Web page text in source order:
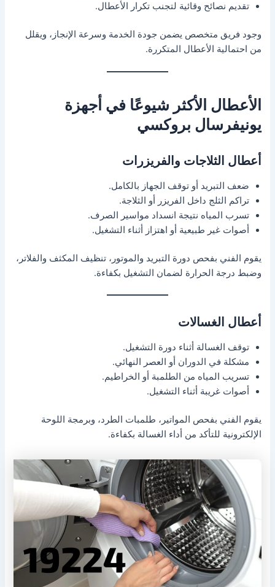
تقديم نصائح وقائية لتجنب تكرار الأعطال.
وجود فريق متخصص يضمن جودة الخدمة وسرعة الإنجاز، ويقلل
من احتمالية الأعطال المتكررة.
الأعطال الأكثر شيوعًا في أجهزة
يونيفرسال بروكسي
أعطال الثلاجات والفريزرات
ضعف التبريد أو توقف الجهاز بالكامل.
تراكم الثلج داخل الفريزر أو الثلاجة.
تسرب المياه نتيجة انسداد مواسير الصرف.
أصوات غير طبيعية أو اهتزاز أثناء التشغيل.
يقوم الفني بفحص دورة التبريد والموتور، تنظيف المكثف والفلاتر،
وضبط درجة الحرارة لضمان التشغيل بكفاءة.
أعطال الغسالات
توقف الغسالة أثناء دورة التشغيل.
مشكلة في الدوران أو العصر النهائي.
تسريب المياه من الطلمبة أو الخراطيم.
أصوات غريبة أثناء التشغيل.
يقوم الفني بفحص المواتير، طلمبات الطرد، وبرمجة اللوحة
الإلكترونية للتأكد من أداء الغسالة بكفاءة.